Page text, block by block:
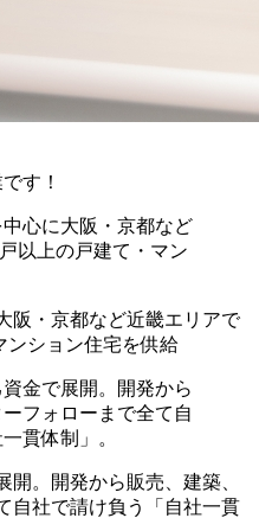
す！
阪・京都など近畿エリアで
ンション住宅を供給
。開発から販売、建築、
自社で請け負う「自社一貫